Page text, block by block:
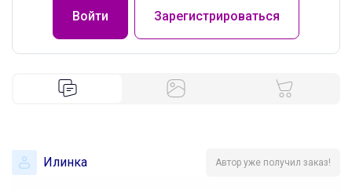
Войти Зарегистрироваться
Илинка Автор уже получил заказ!